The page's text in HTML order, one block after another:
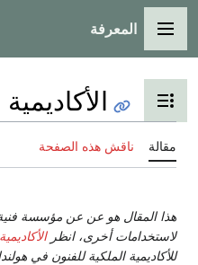
القائمة الرئيسية
المعرفة
تبديل عرض جدول المحتويات
مقالة ناقش هذه الصفحة
هذا المقال هو عن عن مؤسسة
لاستخدامات أخرى، انظر
للأكاديمية الملكية للفنون في